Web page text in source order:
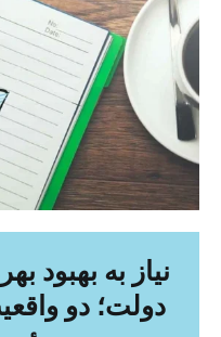
نیاز به بهبود
دولت؛ دو